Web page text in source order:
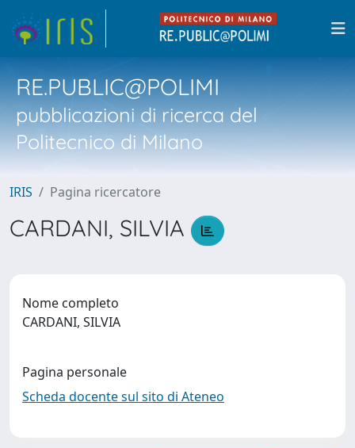
RE.PUBLIC@POLIMI
pubblicazioni di ricerca del
Politecnico di Milano
IRIS Pagina ricercatore
CARDANI, SILVIA
Nome completo
CARDANI, SILVIA
Pagina personale
Scheda docente sul sito di Ateneo